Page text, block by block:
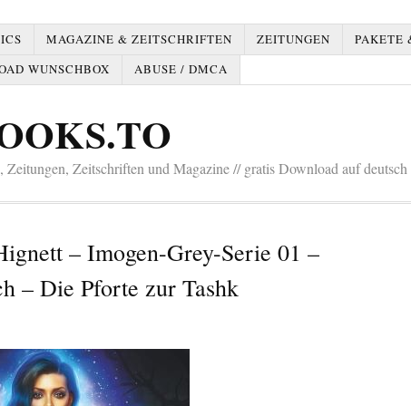
MAGAZINE & ZEITSCHRIFTEN ZEITUNGEN PAKETE
WUNSCHBOX
ABUSE / DMCA
Zeitungen, Zeitschriften und Magazine // gratis Download auf deutsch
– Imogen-Grey-Serie 01 –
– Die Pforte zur Tashk